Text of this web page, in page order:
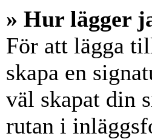
» Hur lägger
För att lägga
skapa en
väl skapat din
rutan i